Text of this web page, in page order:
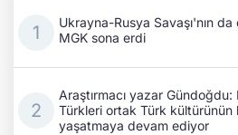
Ukrayna-Rusya Savaşı'nın da
MGK sona erdi
Araştırmacı yazar Gündoğdu:
Türkleri ortak Türk kültürünün
yaşatmaya devam ediyor